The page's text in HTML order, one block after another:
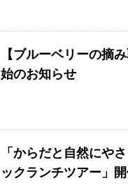
【ブルーベリーの摘
始のお知らせ
「からだと自然にや
ックランチツアー」